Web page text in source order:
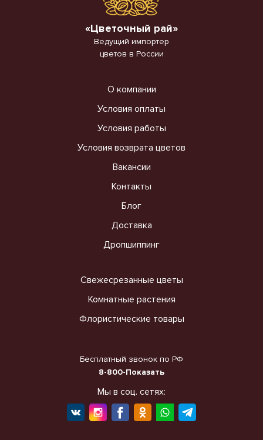
«Цветочный рай»
Ведущий импортер
цветов в России
О компании
Условия оплаты
Условия работы
Условия возврата цветов
Вакансии
Контакты
Блог
Доставка
Дропшиппинг
Свежесрезанные цветы
Комнатные растения
Флористические товары
Бесплатный звонок по РФ
8-800-Показать
Мы в соц. сетях: